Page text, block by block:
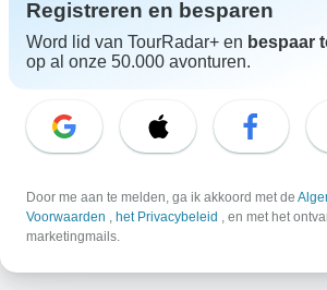
Excellent
10.000+reviews op
Geassocieerd met
Registreren en besparen
Word lid van TourRadar+ en bespaar
op al onze 50.000 avonturen.
Door me aan te melden, ga ik akkoord met de
Voorwaarden , het Privacybeleid , en met het
marketingmails.